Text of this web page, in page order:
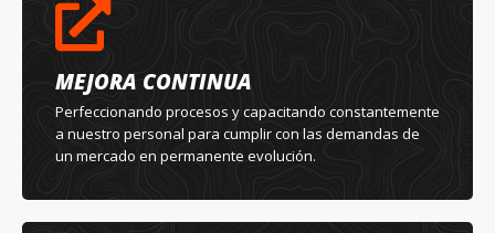
MEJORA CONTINUA
Perfeccionando procesos y capacitando constantemente
a nuestro personal para cumplir con las demandas de
un mercado en permanente evolución.